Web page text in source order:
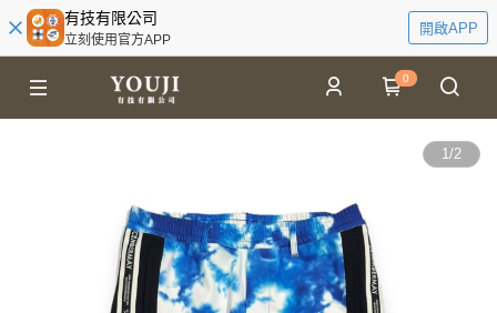
有技有限公司
立刻使用官方APP
開啟APP
0
1/2